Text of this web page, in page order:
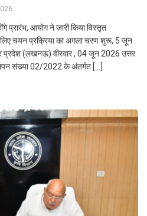
प्रारंभ, आयोग ने जारी किया विस्तृत
चयन प्रक्रिया का अगला चरण शुरू, 5 जून
प्रदेश (लखनऊ) वीरवार , 04 जून 2026 उत्तर
संख्या 02/2022 के अंतर्गत […]